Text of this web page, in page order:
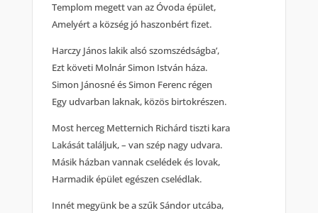
Templom megett van az Óvoda épület,
Amelyért a község jó haszonbért fizet.
Harczy János lakik alsó szomszédságba’,
Ezt követi Molnár Simon István háza.
Simon Jánosné és Simon Ferenc régen
Egy udvarban laknak, közös birtokrészen.
Most herceg Metternich Richárd tiszti kara
Lakását találjuk, – van szép nagy udvara.
Másik házban vannak cselédek és lovak,
Harmadik épület egészen cselédlak.
Innét megyünk be a szűk Sándor utcába,